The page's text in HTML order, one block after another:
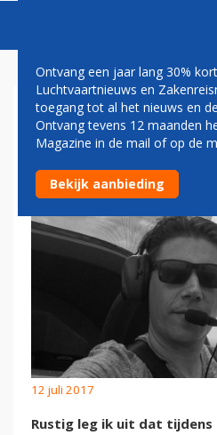
IVO NIENHAUS:
CONTROL'
12 juli 2017
Rustig leg ik uit dat
Ontvang een jaar lang 30%
Luchtvaartnieuws en
toegang tot al het nieuws en
Ontvang tevens 12 maanden
Magazine in de mail of op de
Bekijk aanbieding